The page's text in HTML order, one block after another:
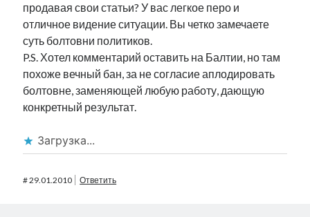
продавая свои статьи? У вас легкое перо и
отличное видение ситуации. Вы четко замечаете
суть болтовни политиков.
P.S. Хотел комментарий оставить на Балтии, но там
похоже вечный бан, за не согласие аплодировать
болтовне, заменяющей любую работу, дающую
конкретный результат.
Загрузка...
#29.01.2010 Ответить